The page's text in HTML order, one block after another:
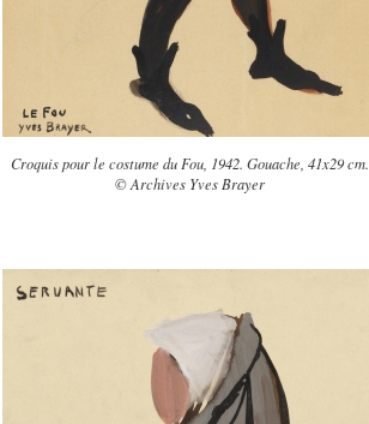
Croquis pour le costume du Fou, 1942. Gouache, 41x29 cm.
© Archives Yves Brayer